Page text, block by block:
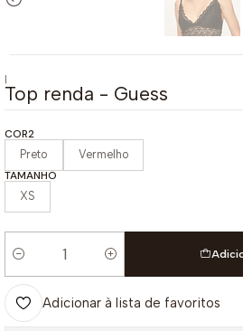
|
Top renda - Guess
COR2
Preto Vermelho
TAMANHO
XS
Quantidade
Adicionar à lista de favoritos